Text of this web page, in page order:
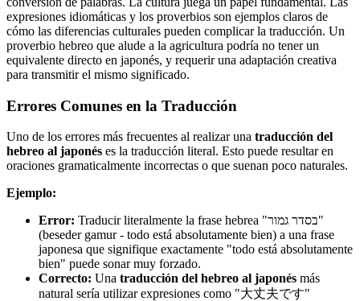
expresiones idiomáticas y los proverbios son ejemplos claros de
cómo las diferencias culturales pueden complicar la traducción. Un
proverbio hebreo que alude a la agricultura podría no tener un
equivalente directo en japonés, y requerir una adaptación creativa
para transmitir el mismo significado.
Errores Comunes en la Traducción
Uno de los errores más frecuentes al realizar una traducción del
hebreo al japonés es la traducción literal. Esto puede resultar en
oraciones gramaticalmente incorrectas o que suenan poco naturales.
Ejemplo:
Error: Traducir literalmente la frase hebrea "בסדר גמור"
(beseder gamur - todo está absolutamente bien) a una frase
japonesa que signifique exactamente "todo está absolutamente
bien" puede sonar muy forzado.
Correcto: Una traducción del hebreo al japonés más
natural sería utilizar expresiones como "大丈夫です"